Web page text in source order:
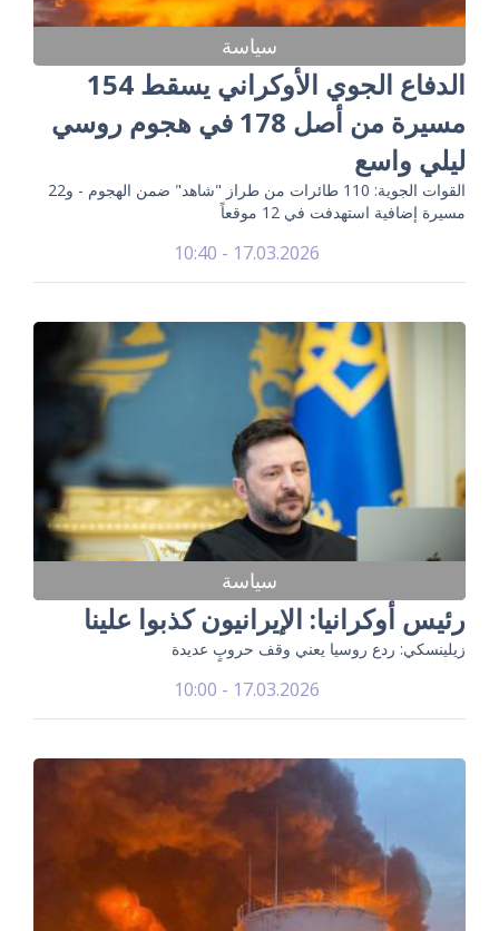
سياسة
الدفاع الجوي الأوكراني يسقط 154
مسيرة من أصل 178 في هجوم روسي
ليلي واسع
القوات الجوية: 110 طائرات من طراز "شاهد" ضمن الهجوم - و22
مسيرة إضافية استهدفت في 12 موقعاً
17.03.2026 - 10:40
سياسة
رئيس أوكرانيا: الإيرانيون كذبوا علينا
زيلينسكي: ردع روسيا يعني وقف حروبٍ عديدة
17.03.2026 - 10:00